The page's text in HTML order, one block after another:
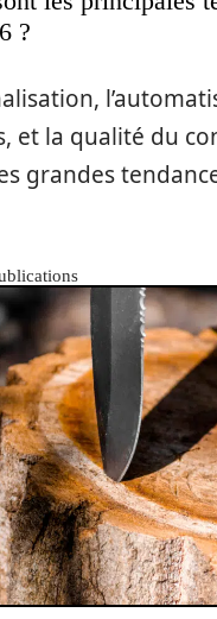
?
et la qualité du
grandes